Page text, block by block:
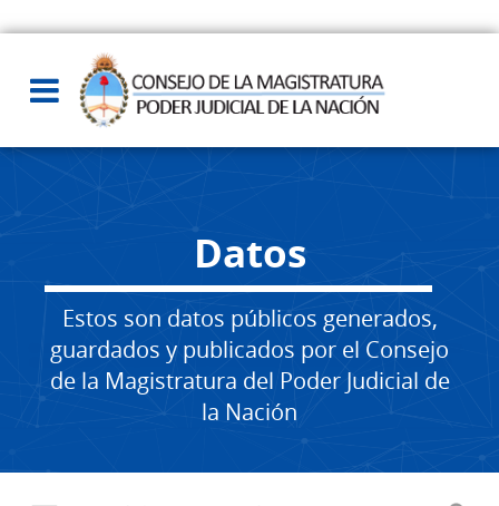
Datos
Estos son datos públicos generados,
guardados y publicados por el Consejo
de la Magistratura del Poder Judicial de
la Nación